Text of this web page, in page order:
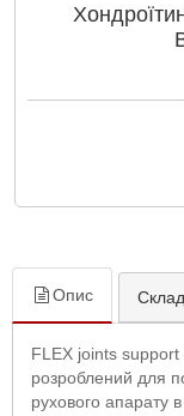
Опис Склад
FLEX joints support
розроблений для
рухового апарату